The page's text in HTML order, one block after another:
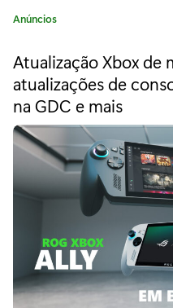
C
e
g
o
i
Anúncios
Atualização Xbox de
atualizações de
na GDC e mais